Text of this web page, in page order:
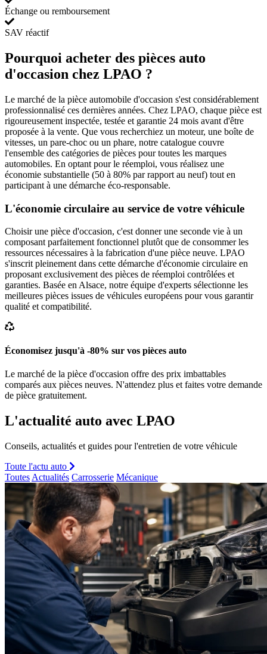
Échange ou remboursement
SAV réactif
Pourquoi acheter des pièces auto
d'occasion chez LPAO ?
Le marché de la pièce automobile d'occasion s'est considérablement
professionnalisé ces dernières années. Chez LPAO, chaque pièce est
rigoureusement inspectée, testée et garantie 24 mois avant d'être
proposée à la vente. Que vous recherchiez un moteur, une boîte de
vitesses, un pare-choc ou un phare, notre catalogue couvre
l'ensemble des catégories de pièces pour toutes les marques
automobiles. En optant pour le réemploi, vous réalisez une
économie substantielle (50 à 80% par rapport au neuf) tout en
participant à une démarche éco-responsable.
L'économie circulaire au service de votre véhicule
Choisir une pièce d'occasion, c'est donner une seconde vie à un
composant parfaitement fonctionnel plutôt que de consommer les
ressources nécessaires à la fabrication d'une pièce neuve. LPAO
s'inscrit pleinement dans cette démarche d'économie circulaire en
proposant exclusivement des pièces de réemploi contrôlées et
garanties. Basée en Alsace, notre équipe d'experts sélectionne les
meilleures pièces issues de véhicules européens pour vous garantir
qualité et compatibilité.
Économisez jusqu'à -80% sur vos pièces auto
Le marché de la pièce d'occasion offre des prix imbattables
comparés aux pièces neuves. N'attendez plus et faites votre demande
de pièce gratuitement.
L'actualité auto avec LPAO
Conseils, actualités et guides pour l'entretien de votre véhicule
Toute l'actu auto
Toutes Actualités Carrosserie Mécanique